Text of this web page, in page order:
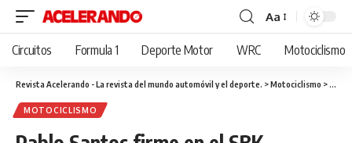
Cambiar
tamaño
fuente
Aa
Circuitos Formula 1 Deporte Motor WRC Motociclismo
Revista Acelerando - La revista del mundo automóvil y el deporte. >Motociclismo >
MOTOCICLISMO